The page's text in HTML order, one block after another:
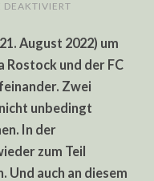
DEAKTIVIERT
ANHÄNGER
EINEM
MIT
PAULI-
FANS?
August 2022) um
Rostock und der FC
Zwei
unbedingt
In der
zum Teil
Und auch an diesem